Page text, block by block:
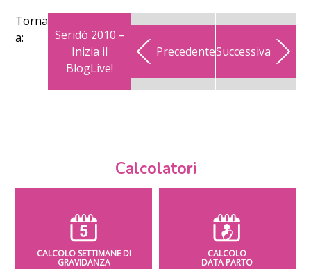
Torna
a:
Seridò 2010 –
Inizia il
BlogLive!
PrecedenteSuccessiva
Calcolatori
CALCOLO SETTIMANE DI
GRAVIDANZA
CALCOLO
DATA PARTO